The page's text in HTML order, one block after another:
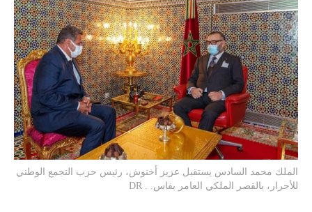
الملك محمد السادس يستقبل عزيز أخنوش، رئيس حزب التجمع الوطني
للأحرار، بالقصر الملكي العامر بفاس. . DR